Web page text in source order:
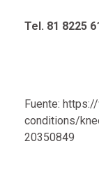
Tel. 81 8225
Fuente:
conditions/
20350849